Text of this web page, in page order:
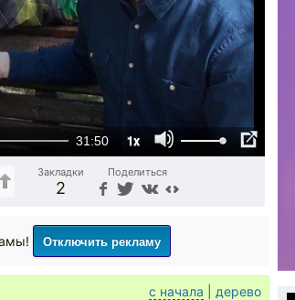
31:50 1x
Закладки
2
Поделиться
Отключить рекламу
с начала дерево